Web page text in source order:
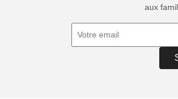
aux